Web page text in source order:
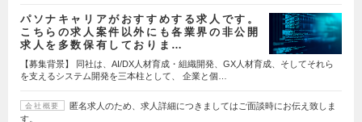
パソナキャリアがおすすめする求人です。
こちらの求人案件以外にも各業界の非公開
求人を多数保有しておりま…
【募集背景】 同社は、AI/DX人材育成・組織開発、GX人材育成、そしてそれら
を支えるシステム開発を三本柱として、 企業と個…
会社概要
匿名求人のため、求人詳細につきましてはご面談時にお伝え致しま
す。